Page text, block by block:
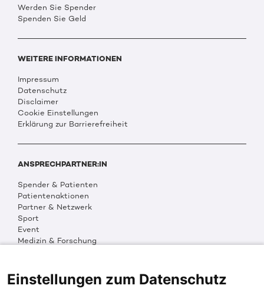
Werden Sie Spender
Spenden Sie Geld
WEITERE INFORMATIONEN
Impressum
Datenschutz
Disclaimer
Cookie Einstellungen
Erklärung zur Barrierefreiheit
ANSPRECHPARTNER:IN
Spender & Patienten
Patientenaktionen
Partner & Netzwerk
Sport
Event
Medizin & Forschung
Multimedia
Social Media
Einstellungen zum Datenschutz